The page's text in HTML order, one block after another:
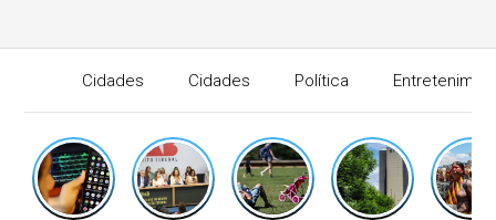
Cidades Cidades Política